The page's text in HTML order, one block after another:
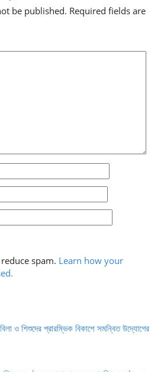
be published. Required fields are
spam. Learn how your
ও শিশুদের প্রারম্ভিক বিকাশে সমন্বিত উদ্যোগের